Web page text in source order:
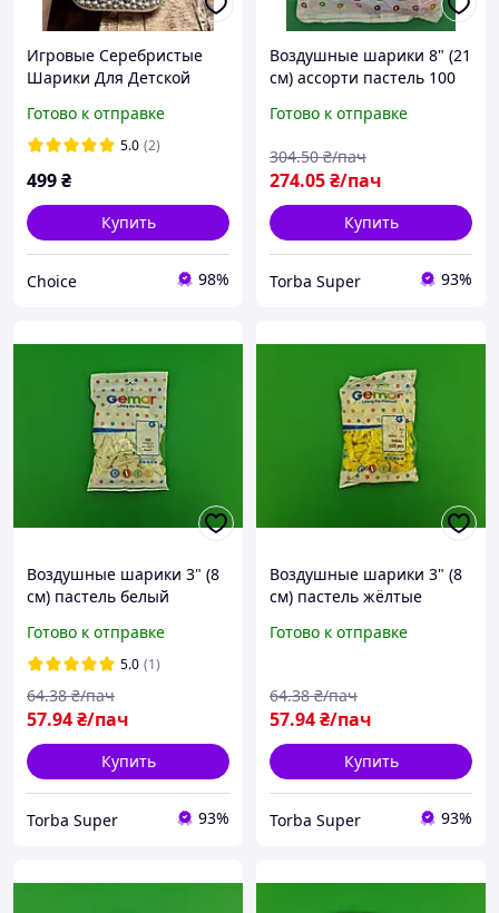
Игровые Серебристые
Шарики Для Детской
Большой Банке
Готово к отправке
5.0 (2)
499₴
Купить
Choice 98%
Воздушные шарики 8" (21
см) ассорти пастель 100
Готово к отправке
274.05₴/пач
304.50 ₴/пач
Купить
Torba Super 93%
Воздушные шарики 3" (8
см) пастель белый
шт Gemar (1 пачка)
Готово к отправке
5.0 (1)
57.94₴/пач
64.38 ₴/пач
Купить
Torba Super 93%
Воздушные шарики 3" (8
см) пастель жёлтые
шт Gemar (1 пачка)
Готово к отправке
57.94₴/пач
64.38 ₴/пач
Купить
Torba Super 93%